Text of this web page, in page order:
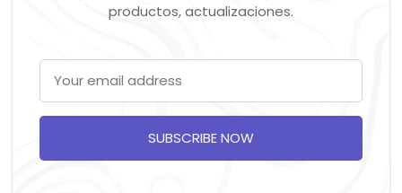
productos, actualizaciones.
SUBSCRIBE NOW